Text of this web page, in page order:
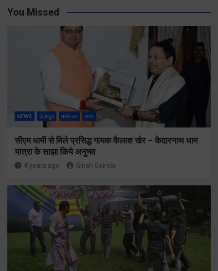
You Missed
NEWS देहरादून मनोरंजन राज्य
सीएम धामी से मिले प्रसिद्ध गायक कैलाश खेर – केदारनाथ धाम
यात्रा के साझा किये अनुभव
4 years ago Girish Gairola